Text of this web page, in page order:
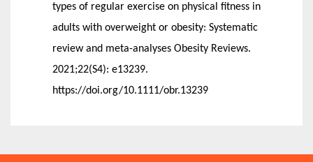
types of regular exercise on physical fitness in
adults with overweight or obesity: Systematic
review and meta-analyses Obesity Reviews.
2021;22(S4): e13239.
https://doi.org/10.1111/obr.13239